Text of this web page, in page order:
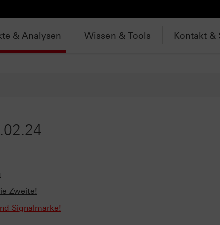
& Analysen Wissen & Tools Kontakt &
Zweite!
Signalmarke!